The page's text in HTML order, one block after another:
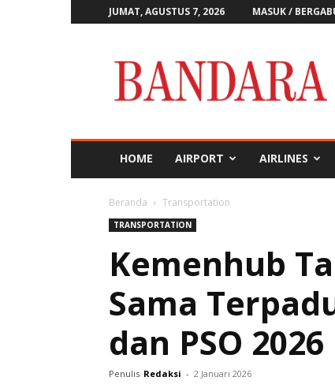
JUMAT, AGUSTUS 7, 2026 MASUK /
Bandara
HOME AIRPORT AIRLINES
Beranda Transportation
TRANSPORTATION
Kemenhub
Sama
dan PSO 2026
Penulis Redaksi - 2 Januari 2026